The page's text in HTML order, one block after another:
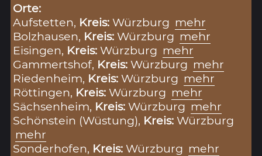
Orte:
Aufstetten, Kreis:Würzburg mehr
Bolzhausen, Kreis:Würzburg mehr
Eisingen, Kreis:Würzburg mehr
Gammertshof, Kreis:Würzburg mehr
Riedenheim, Kreis:Würzburg mehr
Röttingen, Kreis:Würzburg mehr
Sächsenheim, Kreis:Würzburg mehr
Schönstein (Wüstung), Kreis:Würzburg
mehr
Sonderhofen, Kreis:Würzburg mehr